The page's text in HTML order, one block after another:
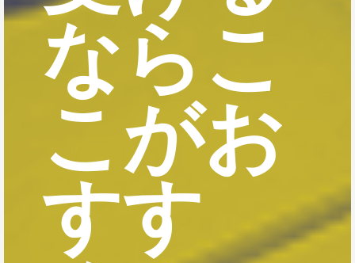
ならこ
こがお
すす